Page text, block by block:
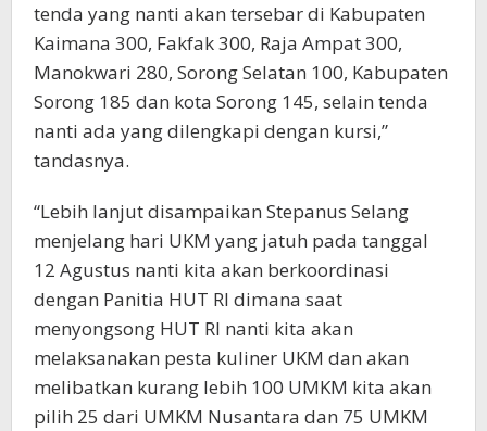
tenda yang nanti akan tersebar di Kabupaten
Kaimana 300, Fakfak 300, Raja Ampat 300,
Manokwari 280, Sorong Selatan 100, Kabupaten
Sorong 185 dan kota Sorong 145, selain tenda
nanti ada yang dilengkapi dengan kursi,”
tandasnya.
“Lebih lanjut disampaikan Stepanus Selang
menjelang hari UKM yang jatuh pada tanggal
12 Agustus nanti kita akan berkoordinasi
dengan Panitia HUT RI dimana saat
menyongsong HUT RI nanti kita akan
melaksanakan pesta kuliner UKM dan akan
melibatkan kurang lebih 100 UMKM kita akan
pilih 25 dari UMKM Nusantara dan 75 UMKM